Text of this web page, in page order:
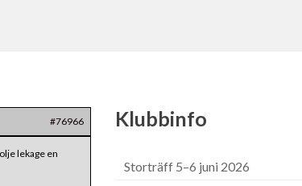
#76966
lekage en
Klubbinfo
Storträff 5–6 juni 2026